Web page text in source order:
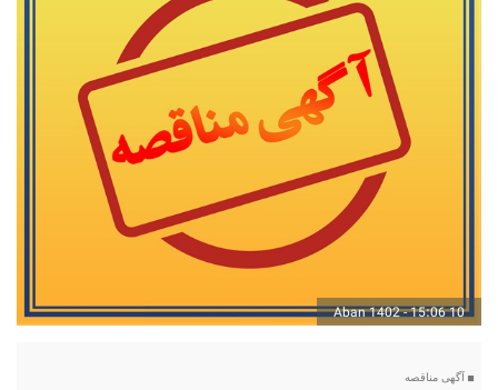
10 Aban 1402 - 15:06
آگهی مناقصه